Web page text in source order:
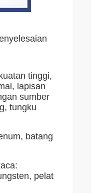
tinggi,
lapisan
sumber
tungku
batang
pelat